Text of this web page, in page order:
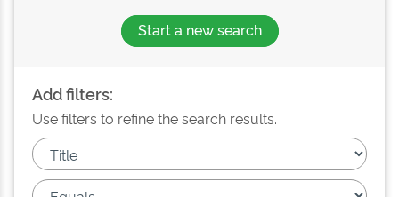
Start a new search
Add filters:
Use filters to refine the search results.